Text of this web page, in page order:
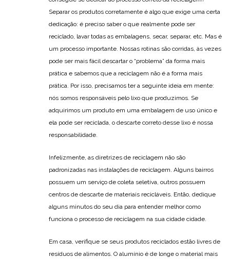
Separar os produtos corretamente é algo que exige uma certa
dedicação: é preciso saber o que realmente pode ser
reciclado, lavar todas as embalagens, secar, separar, etc. Mas é
um processo importante. Nossas rotinas são corridas, às vezes
pode ser mais fácil descartar o “problema” da forma mais
prática e sabemos que a reciclagem não é a forma mais
prática. Por isso, precisamos ter a seguinte ideia em mente:
nós somos responsáveis pelo lixo que produzimos. Se
adquirimos um produto em uma embalagem de uso único e
ela pode ser reciclada, o descarte correto desse lixo é nossa
responsabilidade.
Infelizmente, as diretrizes de reciclagem não são
padronizadas nas instalações de reciclagem. Alguns bairros
possuem um serviço de coleta seletiva, outros possuem
centros de descarte de materiais recicláveis. Então, dedique
alguns minutos do seu dia para entender melhor como
funciona o processo de reciclagem na sua cidade cidade.
Em casa, verifique se seus produtos reciclados estão livres de
resíduos de alimentos. O alumínio é de longe o material mais